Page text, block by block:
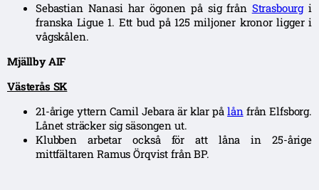
Sebastian Nanasi har ögonen på sig från Strasbourgi
franska Ligue 1. Ett bud på 125 miljoner kronor ligger i
vågskålen.
Mjällby AIF
Västerås SK
21-årige yttern Camil Jebara är klar pålånfrån Elfsborg.
Lånet sträcker sig säsongen ut.
Klubben arbetar också för att låna in 25-årige
mittfältaren Ramus Örqvist från BP.